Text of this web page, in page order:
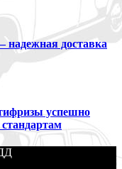
надежная доставка
успешно